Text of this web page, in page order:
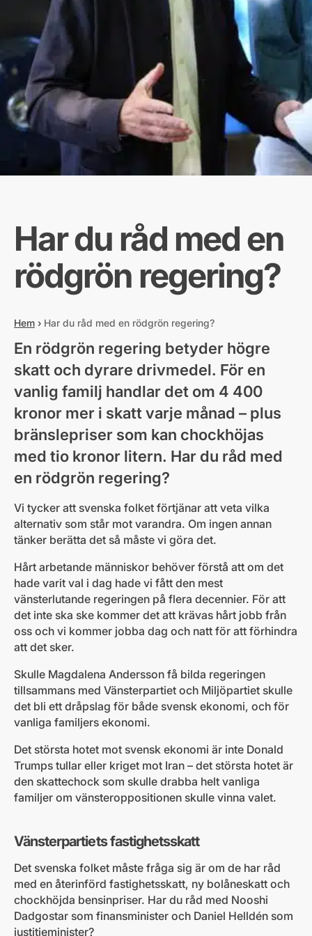
Har du råd med en
rödgrön regering?
Hem › Har du råd med en rödgrön regering?
En rödgrön regering betyder högre
skatt och dyrare drivmedel. För en
vanlig familj handlar det om 4 400
kronor mer i skatt varje månad – plus
bränslepriser som kan chockhöjas
med tio kronor litern. Har du råd med
en rödgrön regering?
Vi tycker att svenska folket förtjänar att veta vilka
alternativ som står mot varandra. Om ingen annan
tänker berätta det så måste vi göra det.
Hårt arbetande människor behöver förstå att om det
hade varit val i dag hade vi fått den mest
vänsterlutande regeringen på flera decennier. För att
det inte ska ske kommer det att krävas hårt jobb från
oss och vi kommer jobba dag och natt för att förhindra
att det sker.
Skulle Magdalena Andersson få bilda regeringen
tillsammans med Vänsterpartiet och Miljöpartiet skulle
det bli ett dråpslag för både svensk ekonomi, och för
vanliga familjers ekonomi.
Det största hotet mot svensk ekonomi är inte Donald
Trumps tullar eller kriget mot Iran – det största hotet är
den skattechock som skulle drabba helt vanliga
familjer om vänsteroppositionen skulle vinna valet.
Vänsterpartiets fastighetsskatt
Det svenska folket måste fråga sig är om de har råd
med en återinförd fastighetsskatt, ny bolåneskatt och
chockhöjda bensinpriser. Har du råd med Nooshi
Dadgostar som finansminister och Daniel Helldén som
justitieminister?